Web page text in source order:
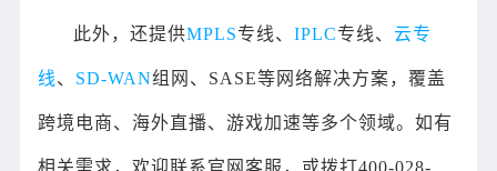
此外，还提供MPLS专线、IPLC专线、云专
线、 SD-WAN组网、SASE等网络解决方案，覆盖
跨境电商、海外直播、游戏加速等多个领域。如有
相关需求，欢迎联系官网客服，或拨打400-028-